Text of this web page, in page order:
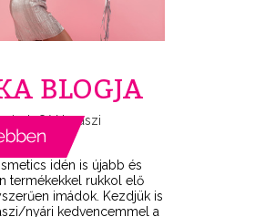
BLOGJA
idén is újabb és
termékekkel rukkol elő
imádok. Kezdjük is
nyári kedvencemmel a